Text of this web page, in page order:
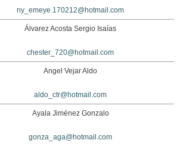
ny_emeye.170212@hotmail.com
Álvarez Acosta Sergio Isaías
chester_720@hotmail.com
Angel Vejar Aldo
aldo_ctr@hotmail.com
Ayala Jiménez Gonzalo
gonza_aga@hotmail.com